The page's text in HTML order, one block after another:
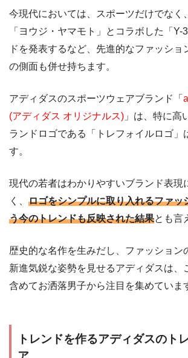
今現代においては、スポーツだけでなく
「ヨウジ・ヤマモト」とコラボした「Y-
ドを発表するなど、先進的なファッショ
の側面も併せ持ちます。
アディダスのスポーツウェアブランド「
(アディダス オリジナルス) 」は、特に高
ランドロゴである「トレフォイルロゴ」
す。
現代の若者はわかりやすいブランド表現
く、 ロゴをシンプルに取り入れるファッ
う今のトレンドも反映された結果とも言
歴史的な名作を生みだし、ファッション
新進気鋭な姿勢を見せるアディダスは、
含めてお洒落男子から注目を集めていま
トレンドを作るアディダスのト